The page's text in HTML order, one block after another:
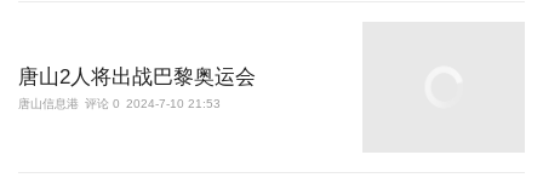
唐山2人将出战巴黎奥运会
唐山信息港 评论 0 2024-7-10 21:53